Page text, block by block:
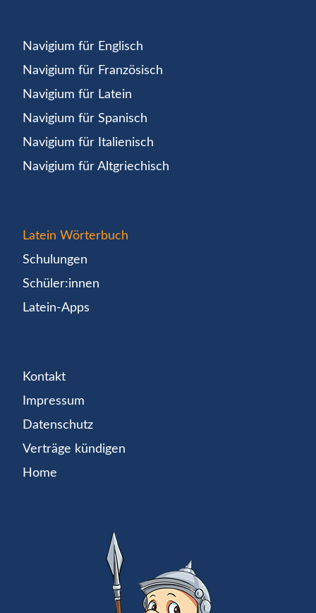
Navigium für Englisch
Navigium für Französisch
Navigium für Latein
Navigium für Spanisch
Navigium für Italienisch
Navigium für Altgriechisch
Latein Wörterbuch
Schulungen
Schüler:innen
Latein-Apps
Kontakt
Impressum
Datenschutz
Verträge kündigen
Home